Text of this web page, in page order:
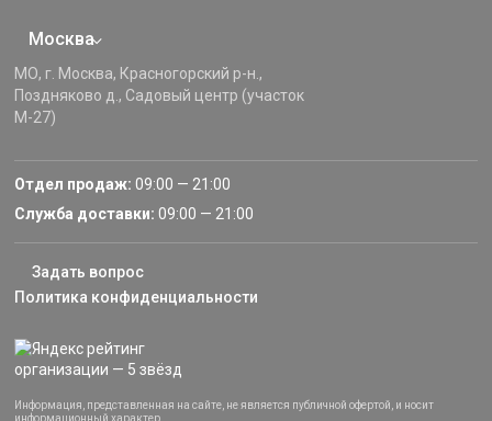
Москва
МО, г. Москва, Красногорский р-н.,
Поздняково д., Садовый центр (участок
М-27)
Отдел продаж: 09:00 — 21:00
Служба доставки: 09:00 — 21:00
Задать вопрос
Политика конфиденциальности
Информация, представленная на сайте, не является публичной офертой, и носит
информационный характер.